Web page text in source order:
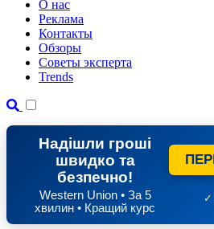
О нас
Реклама
Контакты
Обзоры
Советы эксперта
Trends
Надішли гроші
швидко та
безпечно!
Western Union • За 5
хвилин • Кращий курс
✓